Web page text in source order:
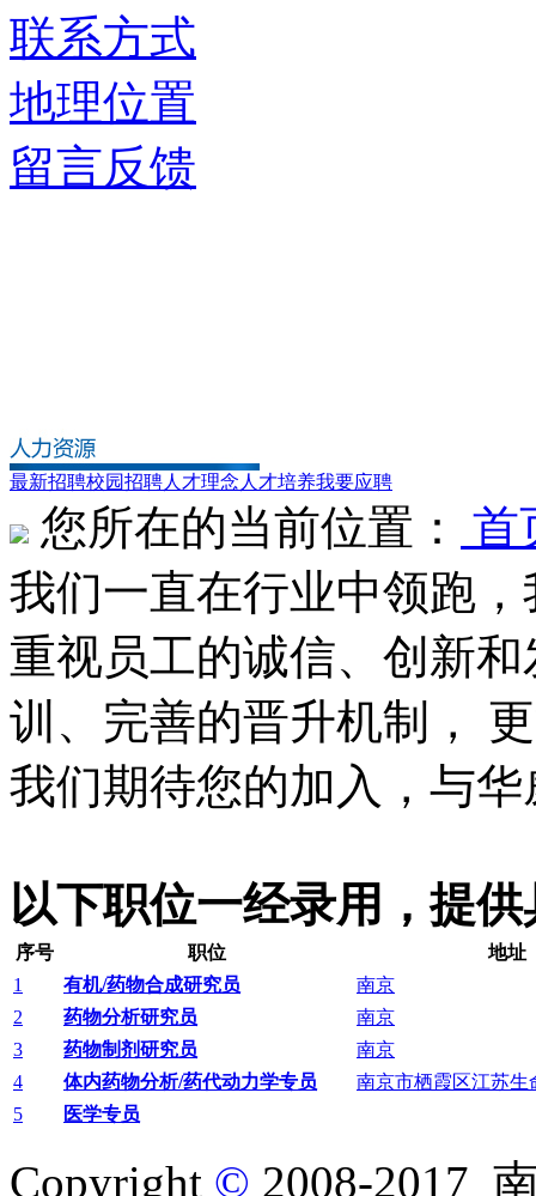
联系方式
地理位置
留言反馈
最新招聘校园招聘人才理念 人才培养我要应聘
您所在的当前位置：
首
我们一直在行业中领跑
重视员工的诚信、创新
训、完善的晋升机制，
我们期待您的加入，与
以下职位一经录用，提
序号 职位
地址
1
有机/药物合成研究员
南京
2
药物分析研究员
南京
3
药物制剂研究员
南京
4
体内药物分析/药代动力学专员
南京市栖霞区江苏生
5
医学专员
Copyright © 2008-2017